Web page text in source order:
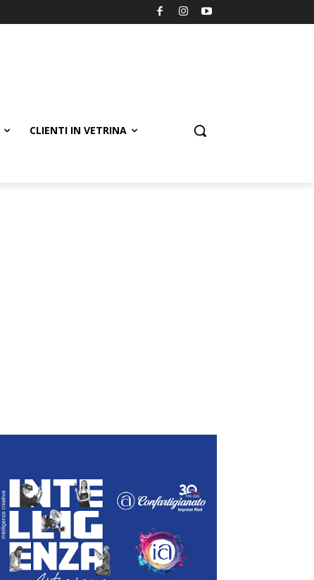
CLIENTI IN VETRINA